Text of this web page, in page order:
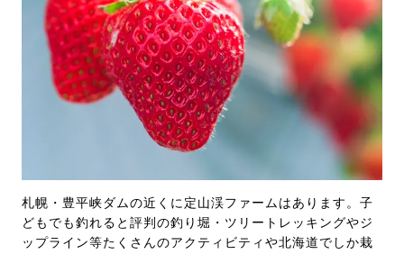
札幌・豊平峡ダムの近くに定山渓ファームはあります。子
どもでも釣れると評判の釣り堀・ツリートレッキングやジ
ップライン等たくさんのアクティビティや北海道でしか栽